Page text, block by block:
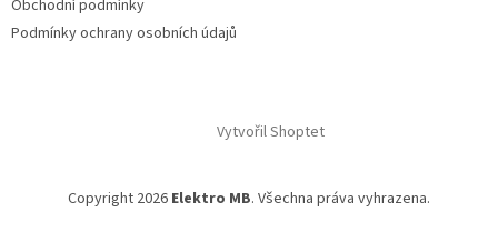
Obchodní podmínky
Podmínky ochrany osobních údajů
Vytvořil Shoptet
Copyright 2026 Elektro MB. Všechna práva vyhrazena.